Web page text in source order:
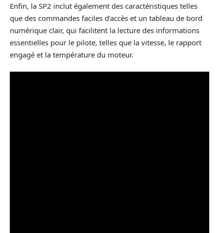
Enfin, la SP2 inclut également des caractéristiques telles
que des commandes faciles d’accès et un tableau de bord
numérique clair, qui facilitent la lecture des informations
essentielles pour le pilote, telles que la vitesse, le rapport
engagé et la température du moteur.